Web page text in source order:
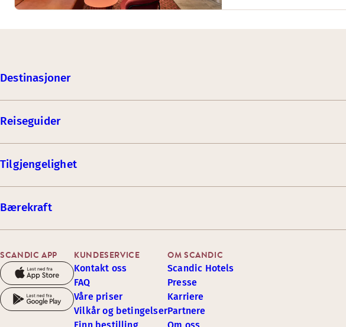
Destinasjoner
Reiseguider
Tilgjengelighet
Bærekraft
SCANDIC APP KUNDESERVICE
Kontakt oss
FAQ
Våre priser
Vilkår og betingelser
OM SCANDIC
Scandic Hotels
Presse
Karriere
Partnere